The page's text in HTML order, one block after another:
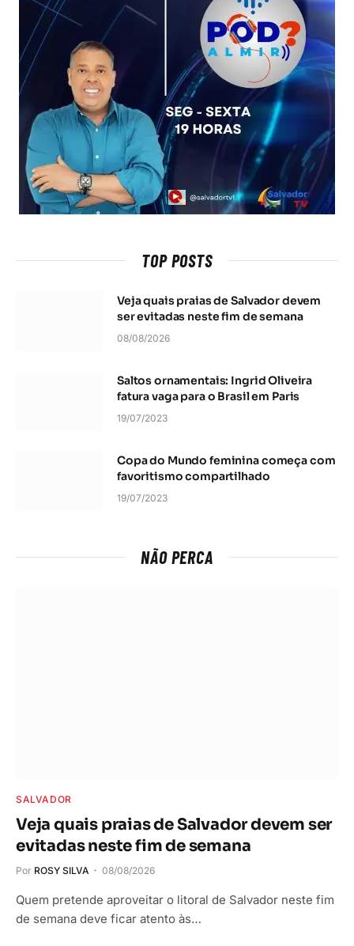
TOP POSTS
Veja quais praias de Salvador devem
ser evitadas neste fim de semana
08/08/2026
Saltos ornamentais: Ingrid Oliveira
fatura vaga para o Brasil em Paris
19/07/2023
Copa do Mundo feminina começa com
favoritismo compartilhado
19/07/2023
NÃO PERCA
SALVADOR
Veja quais praias de Salvador devem ser
evitadas neste fim de semana
Por ROSY SILVA 08/08/2026
Quem pretende aproveitar o litoral de Salvador neste fim
de semana deve ficar atento às…